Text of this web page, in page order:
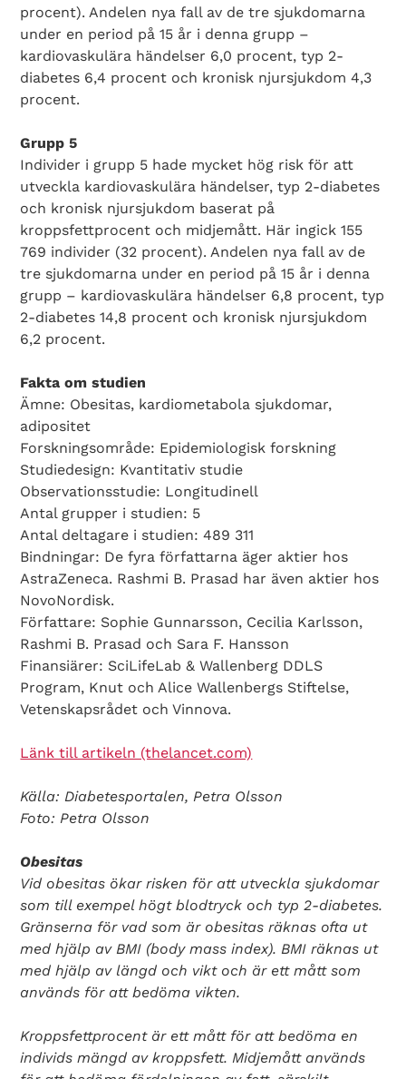
Search Diabetes Wellness Sverige
procent). Andelen nya fall av de tre sjukdomarna
under en period på 15 år i denna grupp –
kardiovaskulära händelser 6,0 procent, typ 2-
diabetes 6,4 procent och kronisk njursjukdom 4,3
procent.
Grupp 5
Individer i grupp 5 hade mycket hög risk för att
utveckla kardiovaskulära händelser, typ 2-diabetes
och kronisk njursjukdom baserat på
kroppsfettprocent och midjemått. Här ingick 155
769 individer (32 procent). Andelen nya fall av de
tre sjukdomarna under en period på 15 år i denna
grupp – kardiovaskulära händelser 6,8 procent, typ
2-diabetes 14,8 procent och kronisk njursjukdom
6,2 procent.
Fakta om studien
Ämne: Obesitas, kardiometabola sjukdomar,
adipositet
Forskningsområde: Epidemiologisk forskning
Studiedesign: Kvantitativ studie
Observationsstudie: Longitudinell
Antal grupper i studien: 5
Antal deltagare i studien: 489 311
Bindningar: De fyra författarna äger aktier hos
AstraZeneca. Rashmi B. Prasad har även aktier hos
NovoNordisk.
Författare: Sophie Gunnarsson, Cecilia Karlsson,
Rashmi B. Prasad och Sara F. Hansson
Finansiärer: SciLifeLab & Wallenberg DDLS
Program, Knut och Alice Wallenbergs Stiftelse,
Vetenskapsrådet och Vinnova.
Länk till artikeln (thelancet.com)
Källa: Diabetesportalen, Petra Olsson
Foto: Petra Olsson
Obesitas
Vid obesitas ökar risken för att utveckla sjukdomar
som till exempel högt blodtryck och typ 2-diabetes.
Gränserna för vad som är obesitas räknas ofta ut
med hjälp av BMI (body mass index). BMI räknas ut
med hjälp av längd och vikt och är ett mått som
används för att bedöma vikten.
Kroppsfettprocent är ett mått för att bedöma en
individs mängd av kroppsfett. Midjemått används